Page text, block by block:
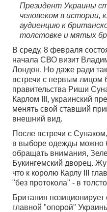
Президент Украины
человеком в истории,
аудиенцию к
толстовке и мятых
В среду, 8 февраля
начала СВО визит
Лондон. Но даже ради
встречи с первым лицом
правительства Риши
Карлом III, украинский
менять свой ставший
внешний вид.
После встречи с
в выборе одежды можно
обращать внимания,
Букингемский дворец.
что к королю Карлу III
"без протокола" - в
Британия
главной "опорой"